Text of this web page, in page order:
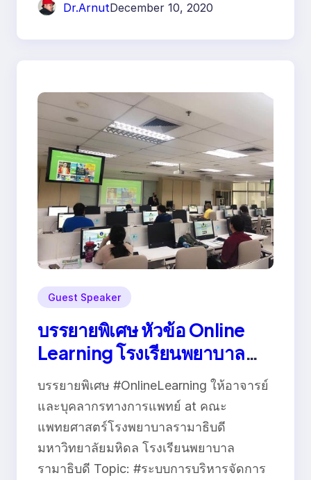
Dr.ArnutDecember 10, 2020
Guest Speaker
บรรยายพิเศษ หัวข้อ Online
Learning โรงเรียนพยาบาล
รามาธิบดี คณะแพทยศาสตร์
มหาวิทยาลัยมหิดล
บรรยายพิเศษ #OnlineLearning ให้อาจารย์
และบุคลากรทางการแพทย์ at คณะ
แพทยศาสตร์โรงพยาบาลรามาธิบดี
มหาวิทยาลัยมหิดล โรงเรียนพยาบาล
รามาธิบดี Topic: #ระบบการบริหารจัดการ